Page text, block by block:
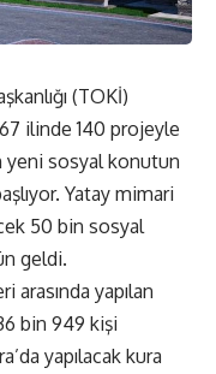
(TOKİ)
ilinde 140 projeyle
yeni sosyal konutun
Yatay mimari
50 bin sosyal
geldi.
arasında yapılan
bin 949 kişi
yapılacak kura